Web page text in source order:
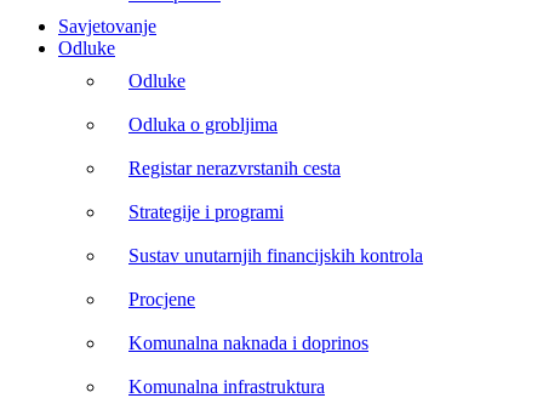
Savjetovanje
Odluke
Odluke
Odluka o grobljima
Registar nerazvrstanih cesta
Strategije i programi
Sustav unutarnjih financijskih kontrola
Procjene
Komunalna naknada i doprinos
Komunalna infrastruktura